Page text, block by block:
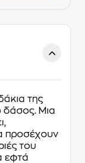
της
δάσος. Μια
προσέχουν
του
εφτά